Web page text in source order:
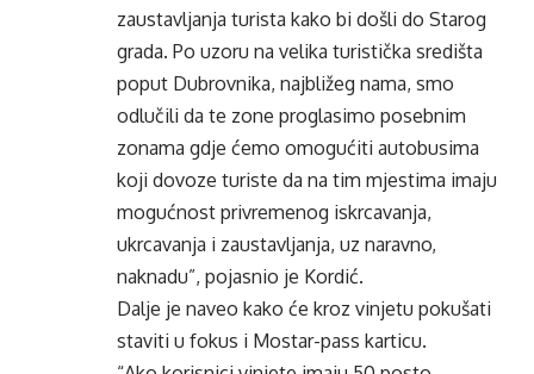
zaustavljanja turista kako bi došli do Starog
grada. Po uzoru na velika turistička središta
poput Dubrovnika, najbližeg nama, smo
odlučili da te zone proglasimo posebnim
zonama gdje ćemo omogućiti autobusima
koji dovoze turiste da na tim mjestima imaju
mogućnost privremenog iskrcavanja,
ukrcavanja i zaustavljanja, uz naravno,
naknadu”, pojasnio je Kordić.
Dalje je naveo kako će kroz vinjetu pokušati
staviti u fokus i Mostar-pass karticu.